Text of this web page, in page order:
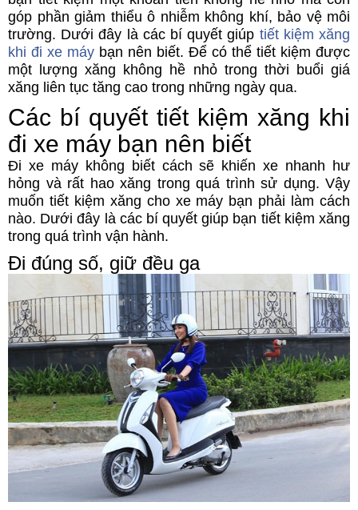
góp phần giảm thiểu ô nhiễm không khí, bảo vệ môi
trường. Dưới đây là các bí quyết giúp tiết kiệm xăng
khi đi xe máy bạn nên biết. Để có thể tiết kiệm được
một lượng xăng không hề nhỏ trong thời buổi giá
xăng liên tục tăng cao trong những ngày qua.
Các bí quyết tiết kiệm xăng khi
đi xe máy bạn nên biết
Đi xe máy không biết cách sẽ khiến xe nhanh hư
hỏng và rất hao xăng trong quá trình sử dụng. Vậy
muốn tiết kiệm xăng cho xe máy bạn phải làm cách
nào. Dưới đây là các bí quyết giúp bạn tiết kiệm xăng
trong quá trình vận hành.
Đi đúng số, giữ đều ga